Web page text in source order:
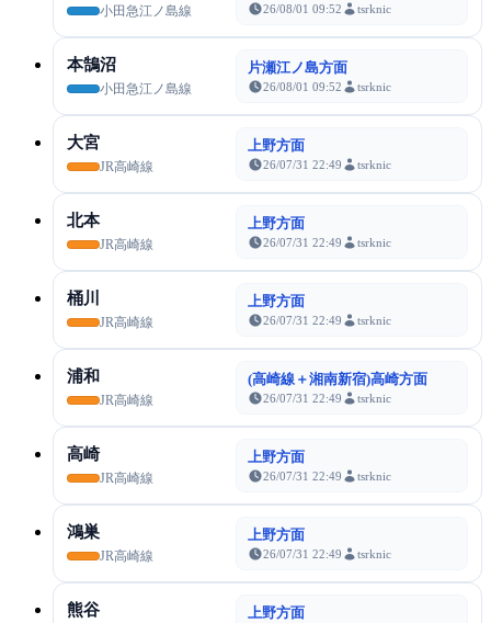
小田急江ノ島線 26/08/01 09:52 tsrknic
本鵠沼
小田急江ノ島線
片瀬江ノ島方面
26/08/01 09:52 tsrknic
大宮
JR高崎線
上野方面
26/07/31 22:49 tsrknic
北本
JR高崎線
上野方面
26/07/31 22:49 tsrknic
桶川
JR高崎線
上野方面
26/07/31 22:49 tsrknic
浦和
JR高崎線
(高崎線＋湘南新宿)高崎方面
26/07/31 22:49 tsrknic
高崎
JR高崎線
上野方面
26/07/31 22:49 tsrknic
鴻巣
JR高崎線
上野方面
26/07/31 22:49 tsrknic
熊谷 上野方面